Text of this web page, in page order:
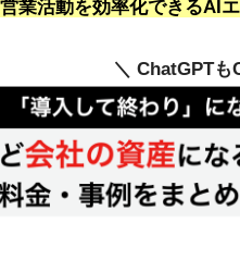
業活動を効率化できるAI
＼ ChatGPT